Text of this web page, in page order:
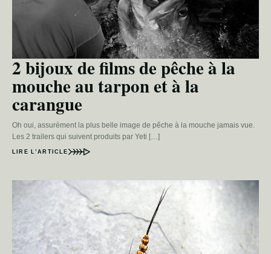
2 bijoux de films de pêche à la
mouche au tarpon et à la
carangue
Oh oui, assurément la plus belle image de pêche à la mouche jamais vue.
Les 2 trailers qui suivent produits par Yeti […]
LIRE L’ARTICLE